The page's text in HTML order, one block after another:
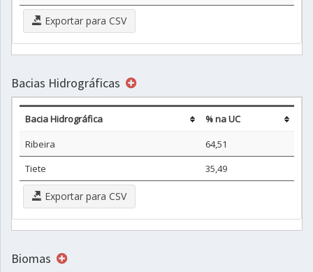
Exportar para CSV
Bacias Hidrográficas
Bacia Hidrográfica
% na UC
Ribeira
64,51
Tiete
35,49
Exportar para CSV
Biomas